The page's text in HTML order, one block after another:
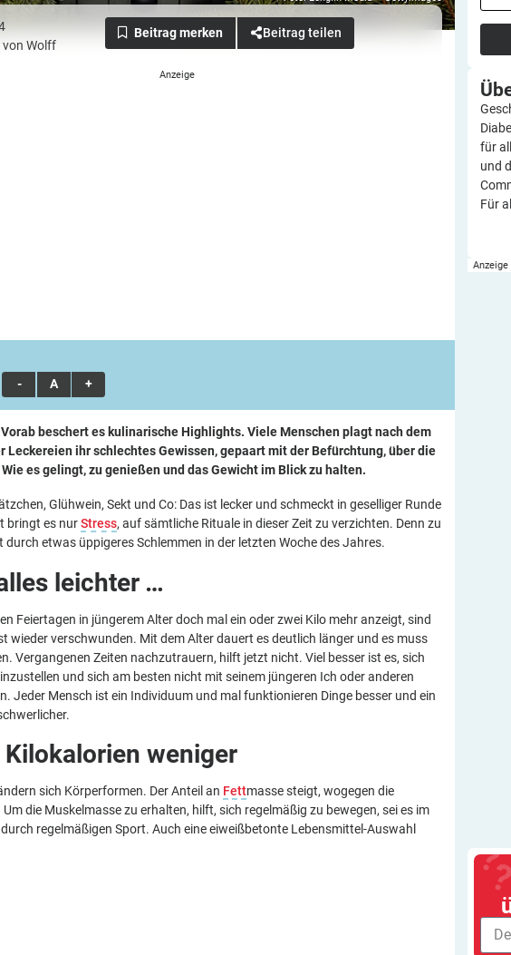
von Wolff
Beitrag teilen
A A A
Vorab beschert es kulinarische Highlights. Viele Menschen plagt nach dem
Leckereien ihr schlechtes Gewissen, gepaart mit der Befürchtung, über die
es gelingt, zu genießen und das Gewicht im Blick zu halten.
Glühwein, Sekt und Co: Das ist lecker und schmeckt in geselliger Runde
bringt es nurStress, auf sämtliche Rituale in dieser Zeit zu verzichten. Denn zu
durch etwas üppigeres Schlemmen in der letzten Woche des Jahres.
leichter …
Feiertagen in jüngerem Alter doch mal ein oder zwei Kilo mehr anzeigt, sind
wieder verschwunden. Mit dem Alter dauert es deutlich länger und es muss
Vergangenen Zeiten nachzutrauern, hilft jetzt nicht. Viel besser ist es, sich
und sich am besten nicht mit seinem jüngeren Ich oder anderen
Jeder Mensch ist ein Individuum und mal funktionieren Dinge besser und ein
weniger
sich Körperformen. Der Anteil an Fettmasse steigt, wogegen die
die Muskelmasse zu erhalten, hilft, sich regelmäßig zu bewegen, sei es im
regelmäßigen Sport. Auch eine eiweißbetonte Lebensmittel-­Auswahl
für
und
Für